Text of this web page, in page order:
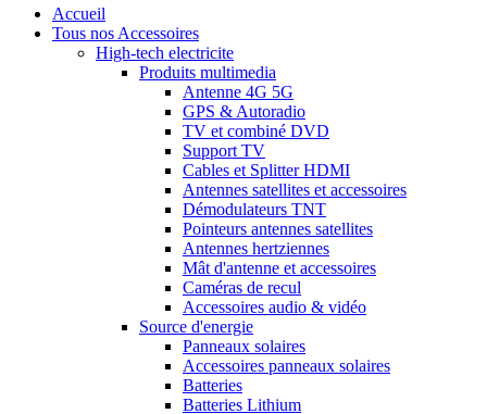
Accueil
Tous nos Accessoires
High-tech electricite
Produits multimedia
Antenne 4G 5G
GPS & Autoradio
TV et combiné DVD
Support TV
Cables et Splitter HDMI
Antennes satellites et accessoires
Démodulateurs TNT
Pointeurs antennes satellites
Antennes hertziennes
Mât d'antenne et accessoires
Caméras de recul
Accessoires audio & vidéo
Source d'energie
Panneaux solaires
Accessoires panneaux solaires
Batteries
Batteries Lithium